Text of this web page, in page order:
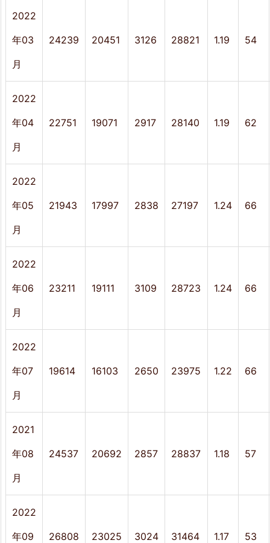
5.
今
つ
い
2022
年03
月
24239 20451 3126 28821 1.19 54
2022
年04
月
22751 19071 2917 28140 1.19 62
2022
年05
月
21943 17997 2838 27197 1.24 66
2022
年06
月
23211 19111 3109 28723 1.24 66
2022
年07
月
19614 16103 2650 23975 1.22 66
2021
年08
月
24537 20692 2857 28837 1.18 57
2022
年09
26808 23025 3024 31464 1.17 53